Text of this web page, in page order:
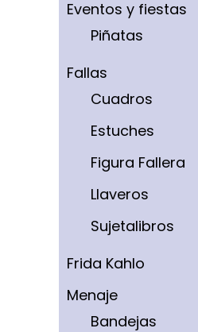
Eventos y fiestas
Piñatas
Fallas
Cuadros
Estuches
Figura Fallera
Llaveros
Sujetalibros
Frida Kahlo
Menaje
Bandejas